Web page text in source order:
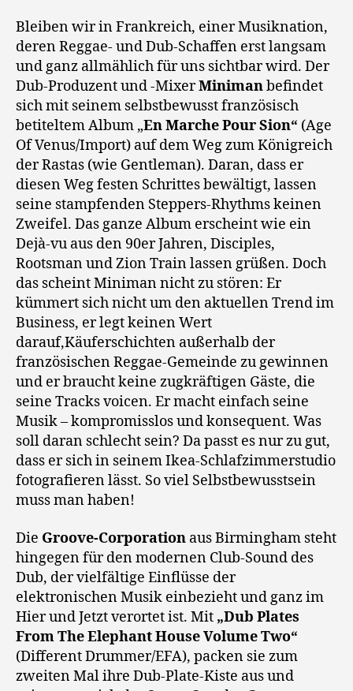
Bleiben wir in Frankreich, einer Musiknation,
deren Reggae- und Dub-Schaffen erst langsam
und ganz allmählich für uns sichtbar wird. Der
Dub-Produzent und -MixerMinimanbefindet
sich mit seinem selbstbewusst französisch
betiteltem Album „En Marche Pour Sion“ (Age
Of Venus/Import) auf dem Weg zum Königreich
der Rastas (wie Gentleman). Daran, dass er
diesen Weg festen Schrittes bewältigt, lassen
seine stampfenden Steppers-Rhythms keinen
Zweifel. Das ganze Album erscheint wie ein
Dejà-vu aus den 90er Jahren, Disciples,
Rootsman und Zion Train lassen grüßen. Doch
das scheint Miniman nicht zu stören: Er
kümmert sich nicht um den aktuellen Trend im
Business, er legt keinen Wert
darauf,Käuferschichten außerhalb der
französischen Reggae-Gemeinde zu gewinnen
und er braucht keine zugkräftigen Gäste, die
seine Tracks voicen. Er macht einfach seine
Musik – kompromisslos und konsequent. Was
soll daran schlecht sein? Da passt es nur zu gut,
dass er sich in seinem Ikea-Schlafzimmerstudio
fotografieren lässt. So viel Selbstbewusstsein
muss man haben!
Die Groove-Corporation aus Birmingham steht
hingegen für den modernen Club-Sound des
Dub, der vielfältige Einflüsse der
elektronischen Musik einbezieht und ganz im
Hier und Jetzt verortet ist. Mit „Dub Plates
From The Elephant House Volume Two“
(Different Drummer/EFA), packen sie zum
zweiten Mal ihre Dub-Plate-Kiste aus und